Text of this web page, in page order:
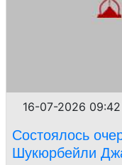
16-07-2026 09:42
Состоялось
Шукюрбейли